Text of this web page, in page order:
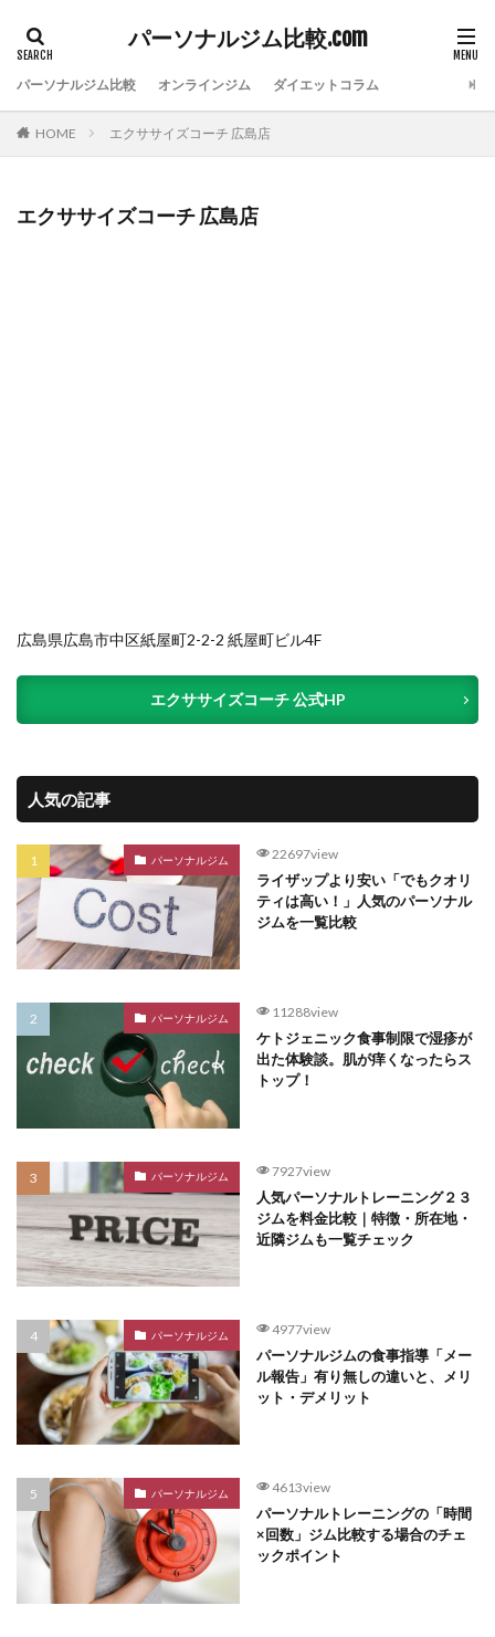
パーソナルジム比較.com
パーソナルジム比較 オンラインジム ダイエットコラム
HOME エクササイズコーチ 広島店
エクササイズコーチ 広島店
広島県広島市中区紙屋町2-2-2 紙屋町ビル4F
エクササイズコーチ 公式HP
人気の記事
パーソナルジム 22697view
ライザップより安い「でもクオリ
ティは高い！」人気のパーソナル
ジムを一覧比較
パーソナルジム 11288view
ケトジェニック食事制限で湿疹が
出た体験談。肌が痒くなったらス
トップ！
パーソナルジム 7927view
人気パーソナルトレーニング２３
ジムを料金比較｜特徴・所在地・
近隣ジムも一覧チェック
パーソナルジム 4977view
パーソナルジムの食事指導「メー
ル報告」有り無しの違いと、メリ
ット・デメリット
パーソナルジム 4613view
パーソナルトレーニングの「時間
×回数」ジム比較する場合のチェ
ックポイント